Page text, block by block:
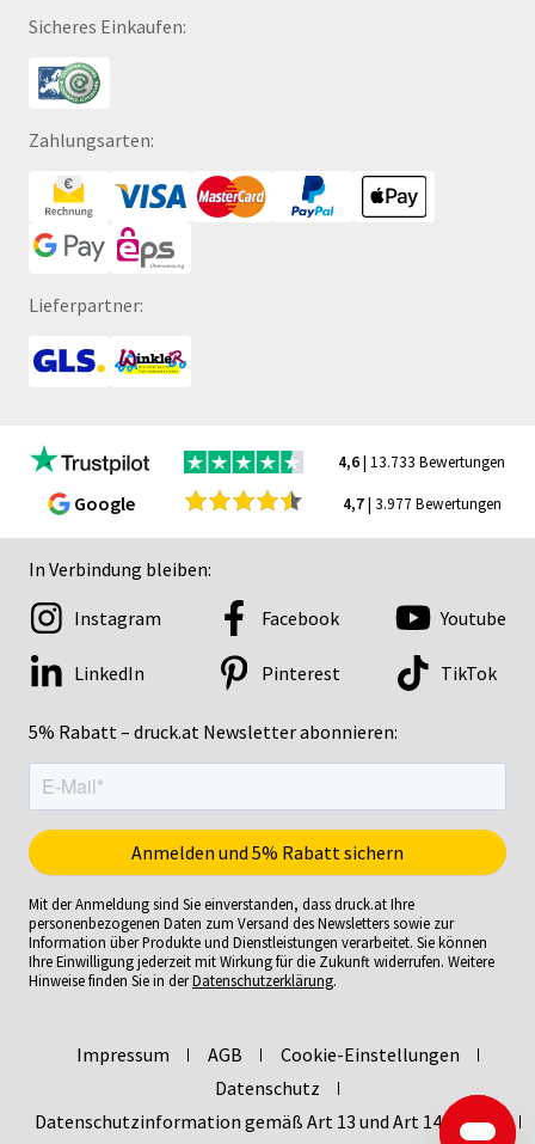
Sicheres Einkaufen:
Zahlungsarten:
Lieferpartner:
4,6| 13.733 Bewertungen
Google 4,7| 3.977 Bewertungen
In Verbindung bleiben:
5% Rabatt – druck.at Newsletter abonnieren:
Instagram Facebook Youtube
LinkedIn Pinterest TikTok
Mit der Anmeldung sind Sie einverstanden, dass druck.at Ihre
personenbezogenen Daten zum Versand des Newsletters sowie zur
Information über Produkte und Dienstleistungen verarbeitet. Sie können
Ihre Einwilligung jederzeit mit Wirkung für die Zukunft widerrufen. Weitere
Hinweise finden Sie in derDatenschutzerklärung.
Impressum AGB
Cookie-Einstellungen
Datenschutz
Datenschutzinformation gemäß Art 13 und Art 14 DSGVO